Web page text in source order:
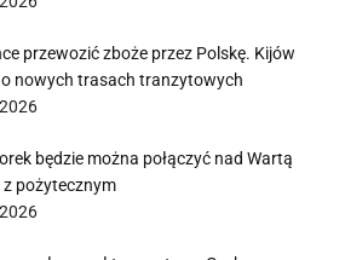
przewozić zboże przez Polskę. Kijów
nowych trasach tranzytowych
będzie można połączyć nad Wartą
z pożytecznym